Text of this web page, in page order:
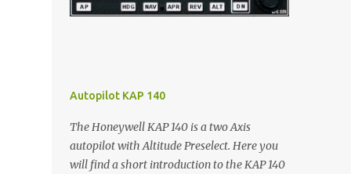
Autopilot KAP 140
The Honeywell KAP 140 is a two Axis
autopilot with Altitude Preselect. Here you
will find a short introduction to the KAP 140